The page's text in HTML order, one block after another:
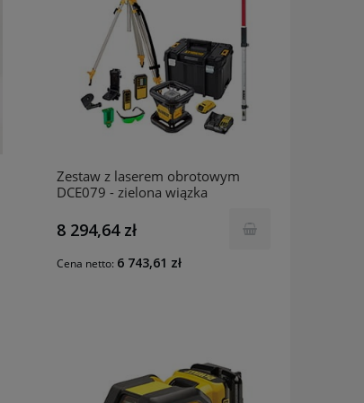
Zestaw z laserem obrotowym
DCE079 - zielona wiązka
8 294,64 zł
Cena netto: 6 743,61 zł